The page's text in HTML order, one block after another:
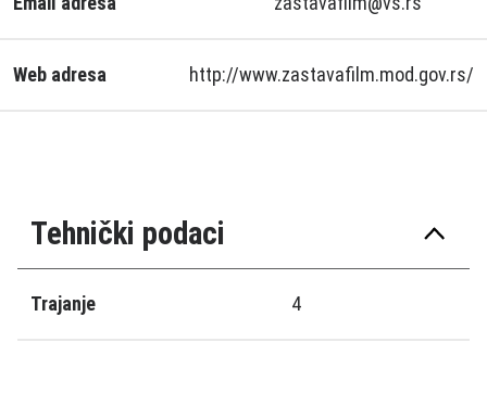
Web adresa http://www.zastavafilm.mod.gov.rs/
Tehnički podaci
Trajanje 4